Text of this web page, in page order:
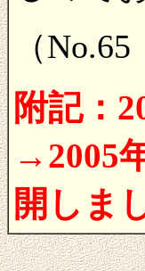
（
附記：
→2005
開しま